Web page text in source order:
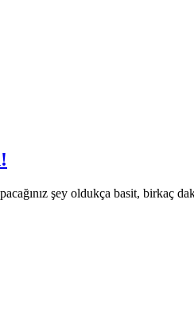
şey oldukça basit, birkaç